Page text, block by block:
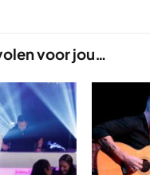
voor jou…